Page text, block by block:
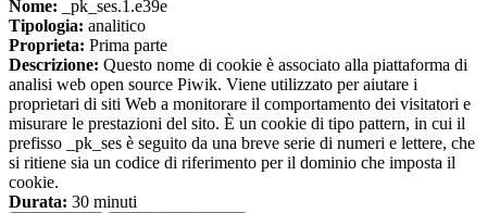
Nome: _pk_ses.1.e39e
Tipologia: analitico
Proprieta: Prima parte
Descrizione: Questo nome di cookie è associato alla piattaforma di
analisi web open source Piwik. Viene utilizzato per aiutare i
proprietari di siti Web a monitorare il comportamento dei visitatori e
misurare le prestazioni del sito. È un cookie di tipo pattern, in cui il
prefisso _pk_ses è seguito da una breve serie di numeri e lettere, che
si ritiene sia un codice di riferimento per il dominio che imposta il
cookie.
Durata: 30 minuti